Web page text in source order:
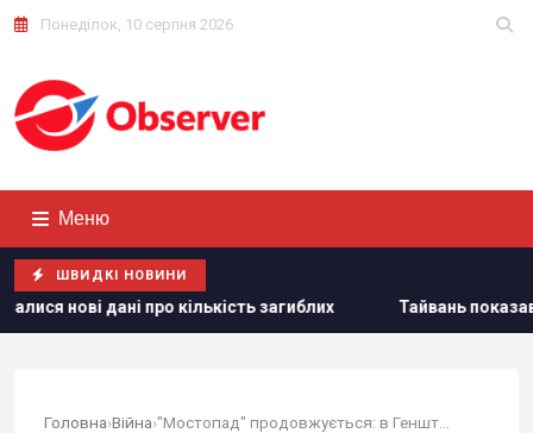
Понеділок, 10 серпня 2026
Меню
ШВИДКІ НОВИНИ
загиблих Тайвань показав під час військових
Головна›Війна›